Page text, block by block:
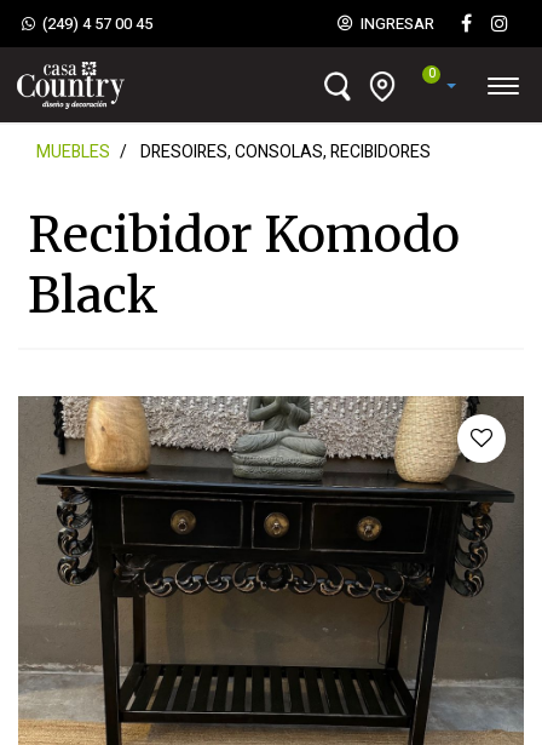
(249) 4 57 00 45 INGRESAR
0
MUEBLES DRESOIRES, CONSOLAS, RECIBIDORES
Recibidor Komodo
Black